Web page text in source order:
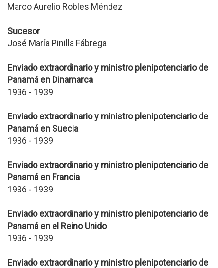
Marco Aurelio Robles Méndez
Sucesor
José María Pinilla Fábrega
Enviado extraordinario y ministro plenipotenciario de
Panamá en Dinamarca
1936 - 1939
Enviado extraordinario y ministro plenipotenciario de
Panamá en Suecia
1936 - 1939
Enviado extraordinario y ministro plenipotenciario de
Panamá en Francia
1936 - 1939
Enviado extraordinario y ministro plenipotenciario de
Panamá en el Reino Unido
1936 - 1939
Enviado extraordinario y ministro plenipotenciario de